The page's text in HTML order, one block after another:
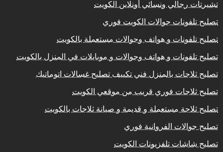
تشيرتات رجالي ونسائي أونلاين الكويت
تصليح تلفونات جوالات الكويت فوري
تصليح تلفونات و هواتف وجوالات مستعملة بالكويت
تصليح تلفونات و هواتف وجوالات و موبايلات في المنزل بالكويت
تصليح ثلاجات بالمنزل فني تكييف تصليح غسالات اتوماتيك
تصليح ثلاجات فوري قريب من موقعي الكويت
تصليح ثلاجة مستعملة و قديمة و صيانة ثلاجات بالكويت
تصليح جوالات الفروانية فوري
تصليح شاشات تلفزيونات الكويت